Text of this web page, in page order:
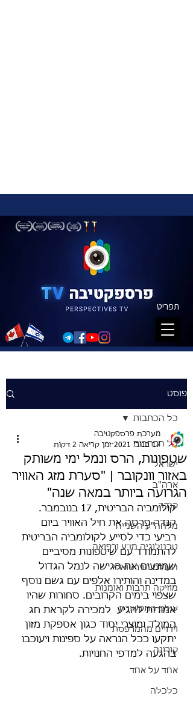
תפריט
פוסט
כל הכתבות
ישראל
ארה"ב
קנדה
מלחה"ע השנייה
טכנולוגיה מדע ורפואה
העולם הוירטואלי
מוזיקה תרבות ואומנות
עולם התקשורת
וידויים מהמרפסת
קורונה
אחד על אחד
כלכלה
כל הכתבות
שטפונות, הרס ונמל ימי משותק
באזור וונקובר | "סערת מזג האוויר
הגרועה ביותר במאה שנה"
מערכת פרספקטיבה
17 בנוב׳ 2021
זמן קריאה 2 דקות
קולומביה הבריטית, 17 בנובמבר.
קנדה פרסה את חיל האוויר ביום
רביעי כדי לסייע לקולומביה הבריטית
להתמודד עם שיטפונות מסיביים
שמונעים את הגישה לנמל הגדול
במדינה והותירו אלפים עם גשם נוסף
שצפוי בימים הקרובים. סחורות שהיו
אמורות להגיע  למכירה לקראת חג
המולד ומוצרי יסוד כגון אספקת מזון
יתקעו ככל הנראה על ספינות ויעוכבו
בהגעה למדפי החנויות.